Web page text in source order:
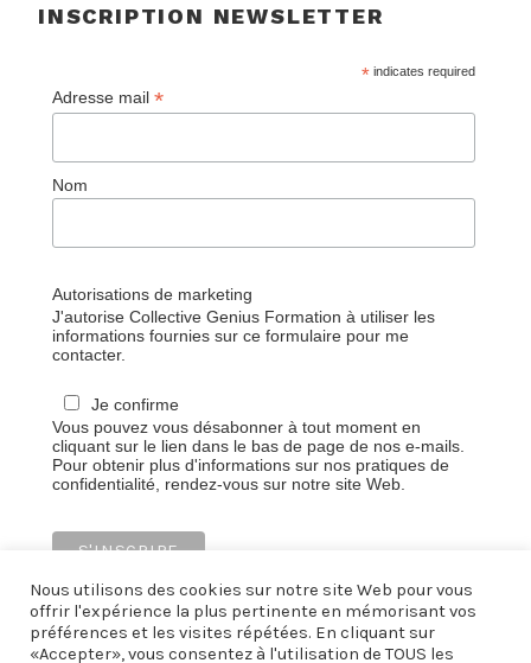
INSCRIPTION NEWSLETTER
* indicates required
Adresse mail *
Nom
Autorisations de marketing
J'autorise Collective Genius Formation à utiliser les
informations fournies sur ce formulaire pour me
contacter.
Je confirme
Vous pouvez vous désabonner à tout moment en
cliquant sur le lien dans le bas de page de nos e-mails.
Pour obtenir plus d'informations sur nos pratiques de
confidentialité, rendez-vous sur notre site Web.
Nous utilisons des cookies sur notre site Web pour vous
offrir l'expérience la plus pertinente en mémorisant vos
préférences et les visites répétées. En cliquant sur
«Accepter», vous consentez à l'utilisation de TOUS les